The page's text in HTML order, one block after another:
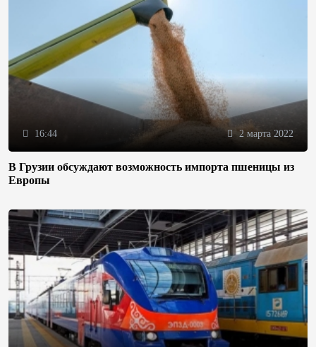
16:44 2 марта 2022
В Грузии обсуждают возможность импорта пшеницы из
Европы